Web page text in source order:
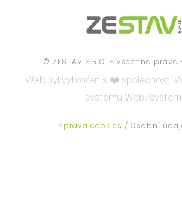
© ZESTAV S.R.O. - Všechna
Web byl vytvořen s ❤️ společností
systému Web7system.
Správa cookies / Osobní